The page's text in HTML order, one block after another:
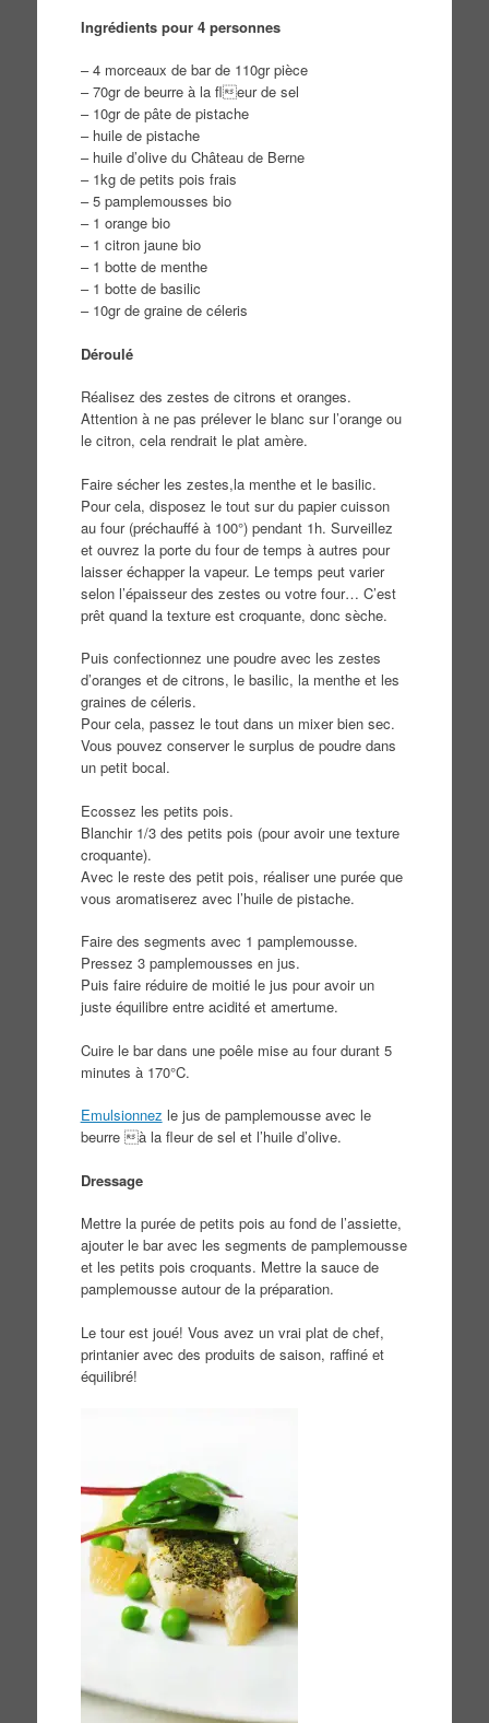
Ingrédients pour 4 personnes
– 4 morceaux de bar de 110gr pièce
– 70gr de beurre à la fleur de sel
– 10gr de pâte de pistache
– huile de pistache
– huile d’olive du Château de Berne
– 1kg de petits pois frais
– 5 pamplemousses bio
– 1 orange bio
– 1 citron jaune bio
– 1 botte de menthe
– 1 botte de basilic
– 10gr de graine de céleris
Déroulé
Réalisez des zestes de citrons et oranges.
Attention à ne pas prélever le blanc sur l’orange ou
le citron, cela rendrait le plat amère.
Faire sécher les zestes,la menthe et le basilic.
Pour cela, disposez le tout sur du papier cuisson
au four (préchauffé à 100°) pendant 1h. Surveillez
et ouvrez la porte du four de temps à autres pour
laisser échapper la vapeur. Le temps peut varier
selon l’épaisseur des zestes ou votre four… C’est
prêt quand la texture est croquante, donc sèche.
Puis confectionnez une poudre avec les zestes
d’oranges et de citrons, le basilic, la menthe et les
graines de céleris.
Pour cela, passez le tout dans un mixer bien sec.
Vous pouvez conserver le surplus de poudre dans
un petit bocal.
Ecossez les petits pois.
Blanchir 1/3 des petits pois (pour avoir une texture
croquante).
Avec le reste des petit pois, réaliser une purée que
vous aromatiserez avec l’huile de pistache.
Faire des segments avec 1 pamplemousse.
Pressez 3 pamplemousses en jus.
Puis faire réduire de moitié le jus pour avoir un
juste équilibre entre acidité et amertume.
Cuire le bar dans une poêle mise au four durant 5
minutes à 170°C.
Emulsionnez le jus de pamplemousse avec le
beurre à la fleur de sel et l’huile d’olive.
Dressage
Mettre la purée de petits pois au fond de l’assiette,
ajouter le bar avec les segments de pamplemousse
et les petits pois croquants. Mettre la sauce de
pamplemousse autour de la préparation.
Le tour est joué! Vous avez un vrai plat de chef,
printanier avec des produits de saison, raffiné et
équilibré!